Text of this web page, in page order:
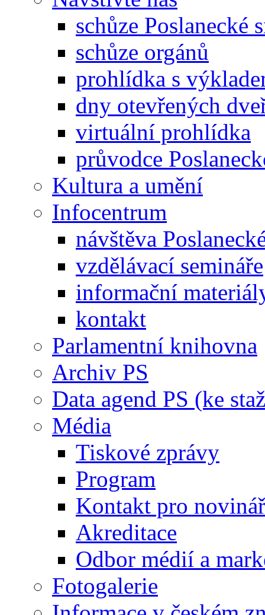
schůze Poslanecké
schůze orgánů
prohlídka s
dny otevřených
virtuální prohlídka
průvodce
Kultura a umění
Infocentrum
návštěva
vzdělávací semináře
informační
kontakt
Parlamentní knihovna
Archiv PS
Data agend PS (ke
Média
Tiskové zprávy
Program
Kontakt pro
Akreditace
Odbor médií a
Fotogalerie